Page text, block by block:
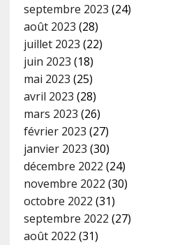
septembre 2023 (24)
août 2023 (28)
juillet 2023 (22)
juin 2023 (18)
mai 2023 (25)
avril 2023 (28)
mars 2023 (26)
février 2023 (27)
janvier 2023 (30)
décembre 2022 (24)
novembre 2022 (30)
octobre 2022 (31)
septembre 2022 (27)
août 2022 (31)